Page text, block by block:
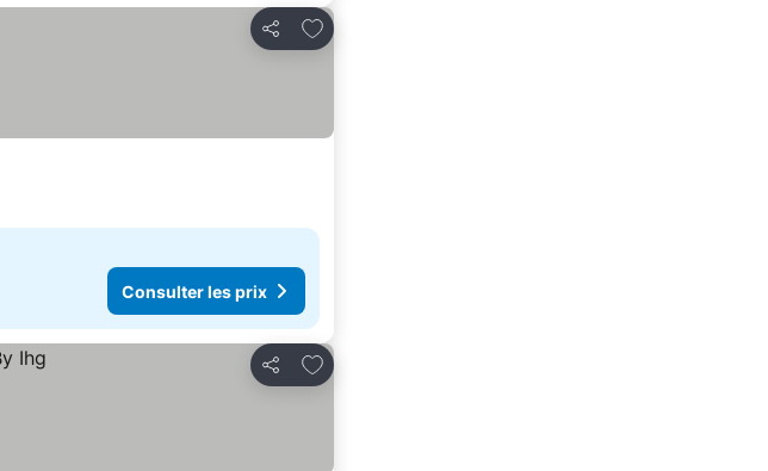
Partager
Ajouter à mes favoris
Consulter les prix
Partager
Ajouter à mes favoris